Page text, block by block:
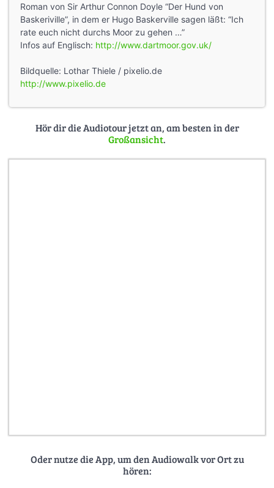
Roman von Sir Arthur Connon Doyle “Der Hund von
Baskeriville”, in dem er Hugo Baskerville sagen läßt: “Ich
rate euch nicht durchs Moor zu gehen …”
Infos auf Englisch: http://www.dartmoor.gov.uk/
Bildquelle: Lothar Thiele / pixelio.de
http://www.pixelio.de
Hör dir die Audiotour jetzt an, am besten in der
Großansicht.
Oder nutze die App, um den Audiowalk vor Ort zu
hören: